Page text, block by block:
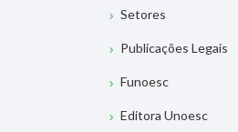
Setores
Publicações Legais
Funoesc
Editora Unoesc